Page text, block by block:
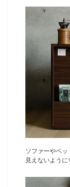
ソファーやベ
見えないように